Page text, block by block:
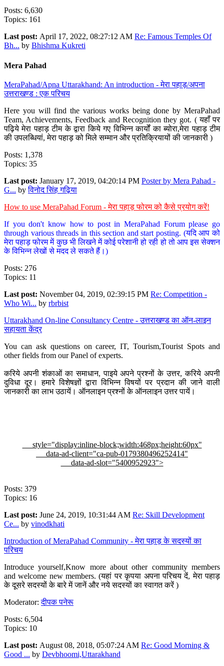
Posts: 6,630
Topics: 161
Last post: April 17, 2022, 08:27:12 AM Re: Famous Temples Of
Bh... by Bhishma Kukreti
Mera Pahad
MeraPahad/Apna Uttarakhand: An introduction - मेरा पहाड़/अपना
उत्तराखण्ड : एक परिचय
Here you will find the various works being done by MeraPahad
Team, Achievements, Feedback and Recognition they got. ( यहाँ पर
पढ़िये मेरा पहाड़ टीम के द्वारा किये गए विभिन्न कार्यों का ब्योरा,मेरा पहाड़ टीम
की उपलब्धियां, मेरा पहाड़ को मिले सम्मान और प्रतिक्रियायों की जानकारी )
Posts: 1,378
Topics: 35
Last post: January 17, 2019, 04:20:14 PM Poster by Mera Pahad -
G... byविनोद सिंह गढ़िया
How to use MeraPahad Forum - मेरा पहाड़ फोरम को कैसे प्रयोग करें!
If you don't know how to post in MeraPahad Forum please go
through various threads in this section and start posting. (यदि आप को
मेरा पहाड़ फोरम में कुछ भी लिखने में कोई परेशानी हो रही हो तो आप इस सेक्शन
के विभिन्न लेखों से मदद ले सकते हैं।)
Posts: 276
Topics: 11
Last post: November 04, 2019, 02:39:15 PM Re: Competition -
Who Wi... by rbrbist
Uttarakhand On-line Consultancy Centre - उत्तराखण्ड का ऑन-लाइन
सहायता केंद्र
You can ask questions on career, IT, Tourism,Tourist Spots and
other fields from our Panel of experts.
करिये अपनी शंकाओं का समाधान, पाइये अपने प्रश्नों के उत्तर, करिये अपनी
दुविधा दूर। हमारे विशेषज्ञों द्वारा विभिन्न विषयों पर प्रदान की जाने वाली
जानकारी का लाभ उठायें। ऑनलाइन प्रश्नों के ऑनलाइन उत्तर पायें।
style="display:inline-block;width:468px;height:60px"
data-ad-client="ca-pub-0179380496252414"
data-ad-slot="5400952923">
Posts: 379
Topics: 16
Last post: June 24, 2019, 10:31:44 AM Re: Skill Development
Ce... by vinodkhati
Introduction of MeraPahad Community - मेरा पहाड़ के सदस्यों का
परिचय
Introduce yourself,Know more about other community members
and welcome new members. (यहां पर कृपया अपना परिचय दें, मेरा पहाड़
के दूसरे सदस्यों के बारे में जानें और नये सदस्यों का स्वागत करें )
Moderator:दीपक पनेरू
Posts: 6,504
Topics: 10
Last post: August 08, 2018, 05:07:24 AM Re: Good Morning &
Good ... by Devbhoomi,Uttarakhand